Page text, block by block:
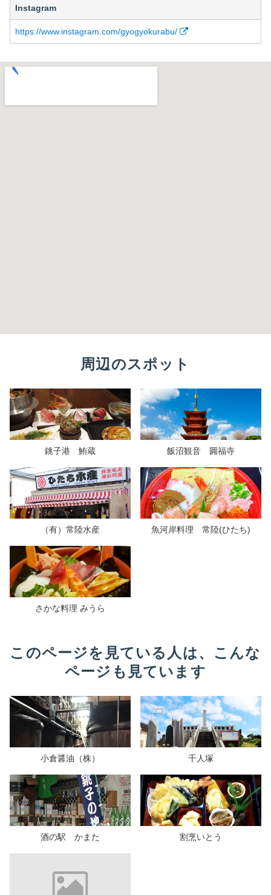
Instagram
https://www.instagram.com/gyogyokurabu/
周辺のスポット
銚子港 鮪蔵 飯沼観音 圓福寺
（有）常陸水産 魚河岸料理 常陸(ひたち)
さかな料理 みうら
このページを見ている人は、こんな
ページも見ています
小倉醤油（株） 千人塚
酒の駅 かまた 割烹いとう